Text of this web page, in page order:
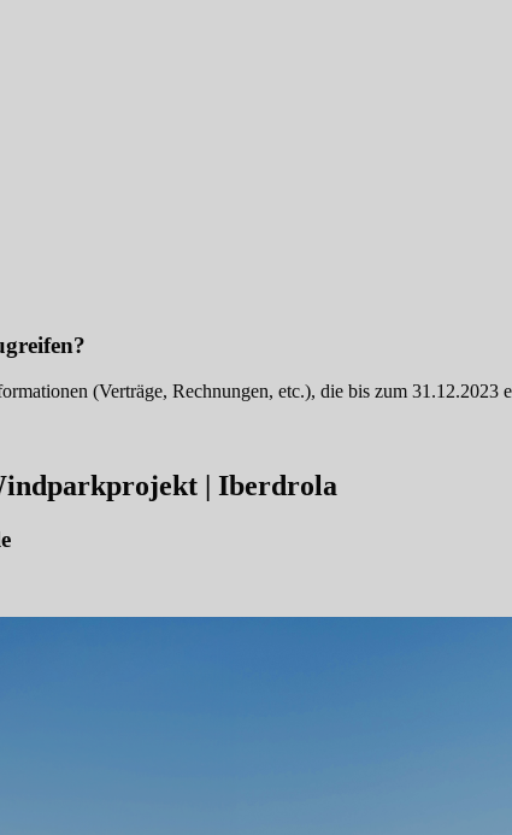
(Verträge, Rechnungen, etc.), die bis zum 31.12.2023
| Iberdrola